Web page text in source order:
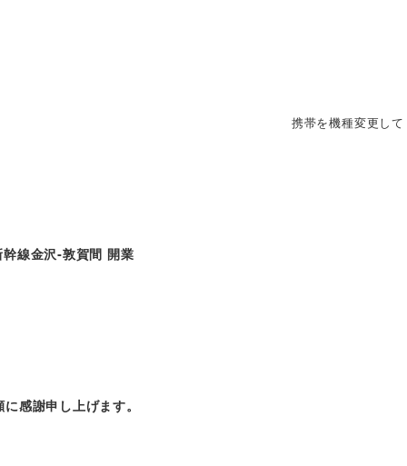
携帯を機種変更して
幹線金沢‐敦賀間 開業
感謝申し上げます。